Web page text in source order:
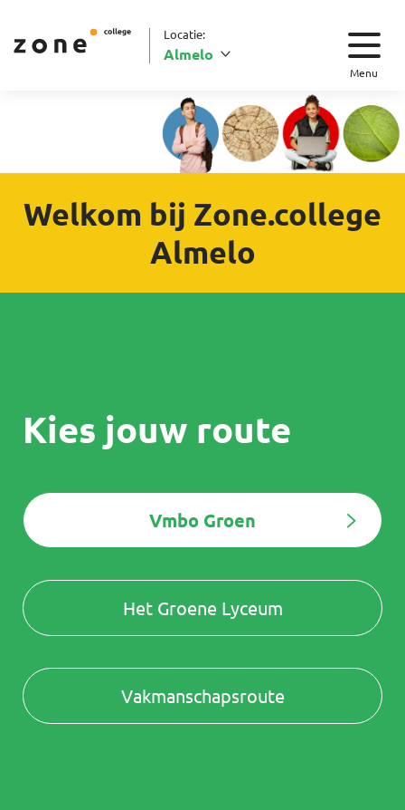
Locatie:
Almelo
Menu
Welkom bij Zone.college
Almelo
Kies jouw route
Vmbo Groen
Het Groene Lyceum
Vakmanschapsroute